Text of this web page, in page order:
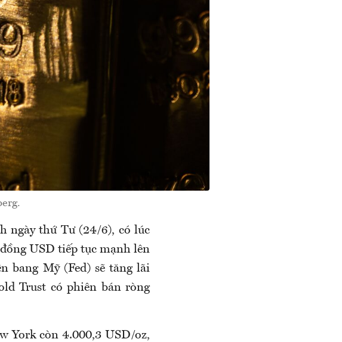
ngày thứ Tư (24/6), có lúc
USD tiếp tục mạnh lên
bang Mỹ (Fed) sẽ tăng lãi
Trust có phiên bán ròng
York còn 4.000,3 USD/oz,